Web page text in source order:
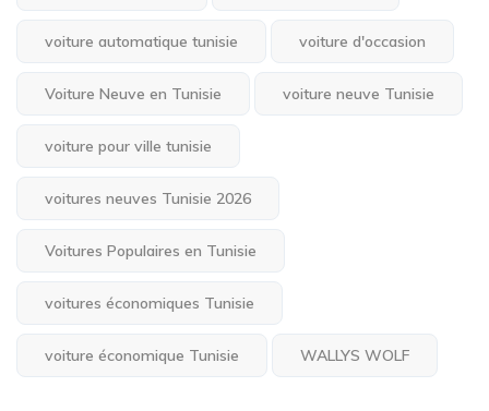
voiture automatique tunisie voiture d'occasion
Voiture Neuve en Tunisie voiture neuve Tunisie
voiture pour ville tunisie
voitures neuves Tunisie 2026
Voitures Populaires en Tunisie
voitures économiques Tunisie
voiture économique Tunisie WALLYS WOLF